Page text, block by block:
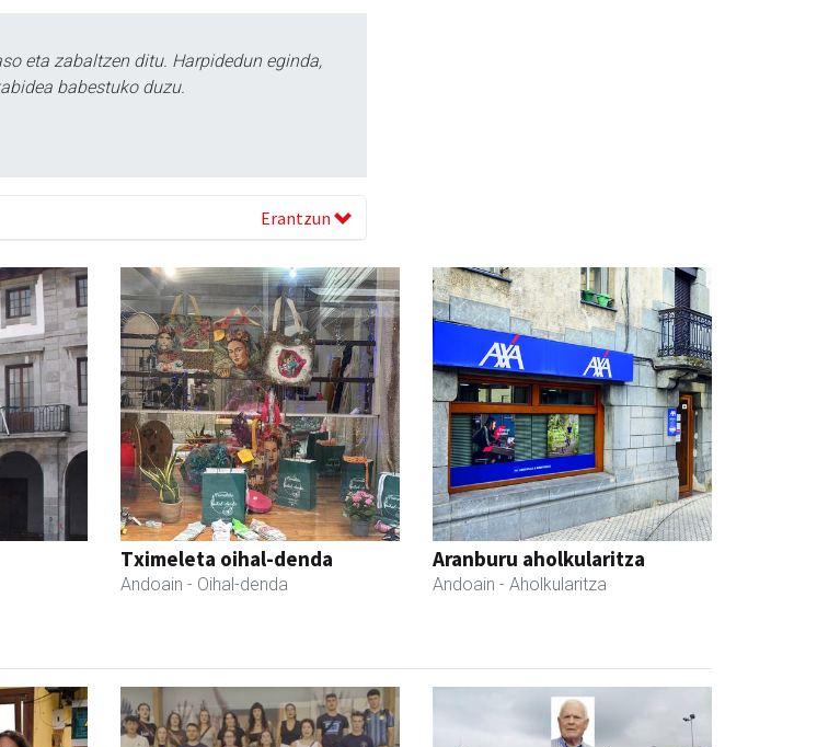
eta zabaltzen ditu. Harpidedun eginda,
babestuko duzu.
Erantzun
Tximeleta oihal-denda
Andoain - Oihal-denda
Aranburu aholkularitza
Andoain - Aholkularitza